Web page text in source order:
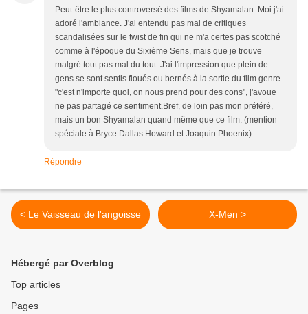
Peut-être le plus controversé des films de Shyamalan. Moi j'ai
adoré l'ambiance. J'ai entendu pas mal de critiques
scandalisées sur le twist de fin qui ne m'a certes pas scotché
comme à l'époque du Sixième Sens, mais que je trouve
malgré tout pas mal du tout. J'ai l'impression que plein de
gens se sont sentis floués ou bernés à la sortie du film genre
"c'est n'importe quoi, on nous prend pour des cons", j'avoue
ne pas partagé ce sentiment.Bref, de loin pas mon préféré,
mais un bon Shyamalan quand même que ce film. (mention
spéciale à Bryce Dallas Howard et Joaquin Phoenix)
Répondre
< Le Vaisseau de l'angoisse X-Men >
Hébergé par Overblog
Top articles
Pages